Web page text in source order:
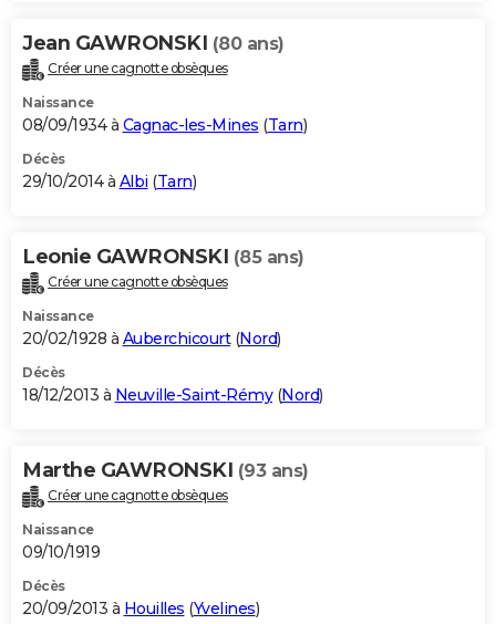
Jean GAWRONSKI (80 ans)
Créer une cagnotte obsèques
Naissance
08/09/1934 à Cagnac-les-Mines (Tarn)
Décès
29/10/2014 à Albi (Tarn)
Leonie GAWRONSKI (85 ans)
Créer une cagnotte obsèques
Naissance
20/02/1928 à Auberchicourt(Nord)
Décès
18/12/2013 à Neuville-Saint-Rémy(Nord)
Marthe GAWRONSKI (93 ans)
Créer une cagnotte obsèques
Naissance
09/10/1919
Décès
20/09/2013 à Houilles (Yvelines)